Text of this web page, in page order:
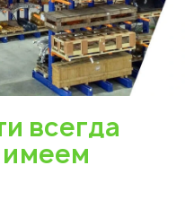
всегда
имеем